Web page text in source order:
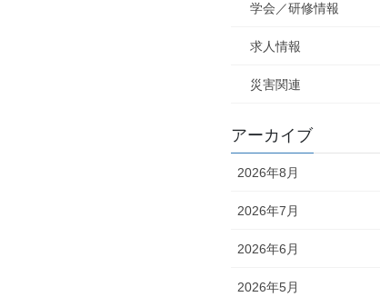
学会／研修情報
求人情報
災害関連
アーカイブ
2026年8月
2026年7月
2026年6月
2026年5月